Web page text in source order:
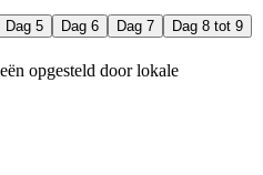
Dag 5 Dag 6 Dag 7
Dag 8 tot 9
opgesteld door lokale